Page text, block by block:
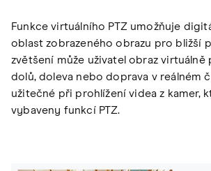
Funkce virtuálního PTZ umožňuje
oblast zobrazeného obrazu pro bližší
zvětšení může uživatel obraz virtuálně
dolů, doleva nebo doprava v reálném
užitečné při prohlížení videa z kamer,
vybaveny funkcí PTZ.